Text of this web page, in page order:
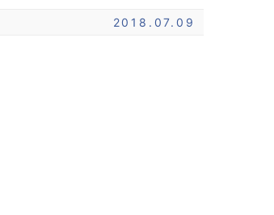
2018.07.09